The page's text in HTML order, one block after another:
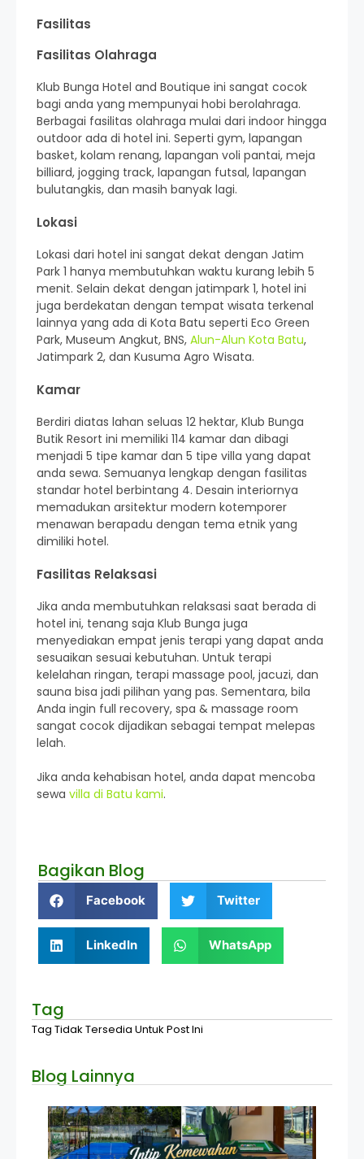
Fasilitas
Fasilitas Olahraga
Klub Bunga Hotel and Boutique ini sangat cocok
bagi anda yang mempunyai hobi berolahraga.
Berbagai fasilitas olahraga mulai dari indoor hingga
outdoor ada di hotel ini. Seperti gym, lapangan
basket, kolam renang, lapangan voli pantai, meja
billiard, jogging track, lapangan futsal, lapangan
bulutangkis, dan masih banyak lagi.
Lokasi
Lokasi dari hotel ini sangat dekat dengan Jatim
Park 1 hanya membutuhkan waktu kurang lebih 5
menit. Selain dekat dengan jatimpark 1, hotel ini
juga berdekatan dengan tempat wisata terkenal
lainnya yang ada di Kota Batu seperti Eco Green
Park, Museum Angkut, BNS, Alun-Alun Kota Batu,
Jatimpark 2, dan Kusuma Agro Wisata.
Kamar
Berdiri diatas lahan seluas 12 hektar, Klub Bunga
Butik Resort ini memiliki 114 kamar dan dibagi
menjadi 5 tipe kamar dan 5 tipe villa yang dapat
anda sewa. Semuanya lengkap dengan fasilitas
standar hotel berbintang 4. Desain interiornya
memadukan arsitektur modern kotemporer
menawan berapadu dengan tema etnik yang
dimiliki hotel.
Fasilitas Relaksasi
Jika anda membutuhkan relaksasi saat berada di
hotel ini, tenang saja Klub Bunga juga
menyediakan empat jenis terapi yang dapat anda
sesuaikan sesuai kebutuhan. Untuk terapi
kelelahan ringan, terapi massage pool, jacuzi, dan
sauna bisa jadi pilihan yang pas. Sementara, bila
Anda ingin full recovery, spa & massage room
sangat cocok dijadikan sebagai tempat melepas
lelah.
Jika anda kehabisan hotel, anda dapat mencoba
sewa villa di Batu kami.
Bagikan Blog
Facebook Twitter
LinkedIn WhatsApp
Tag
Tag Tidak Tersedia Untuk Post Ini
Blog Lainnya